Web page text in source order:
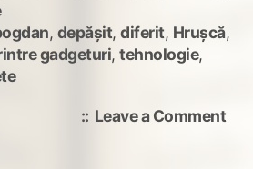
, depășit, diferit, Hrușcă,
gadgeturi, tehnologie,
Leave a Commenton